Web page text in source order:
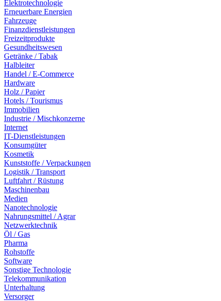
Elektrotechnologie
Erneuerbare Energien
Fahrzeuge
Finanzdienstleistungen
Freizeitprodukte
Gesundheitswesen
Getränke / Tabak
Halbleiter
Handel / E-Commerce
Hardware
Holz / Papier
Hotels / Tourismus
Immobilien
Industrie / Mischkonzerne
Internet
IT-Dienstleistungen
Konsumgüter
Kosmetik
Kunststoffe / Verpackungen
Logistik / Transport
Luftfahrt / Rüstung
Maschinenbau
Medien
Nanotechnologie
Nahrungsmittel / Agrar
Netzwerktechnik
Öl / Gas
Pharma
Rohstoffe
Software
Sonstige Technologie
Telekommunikation
Unterhaltung
Versorger